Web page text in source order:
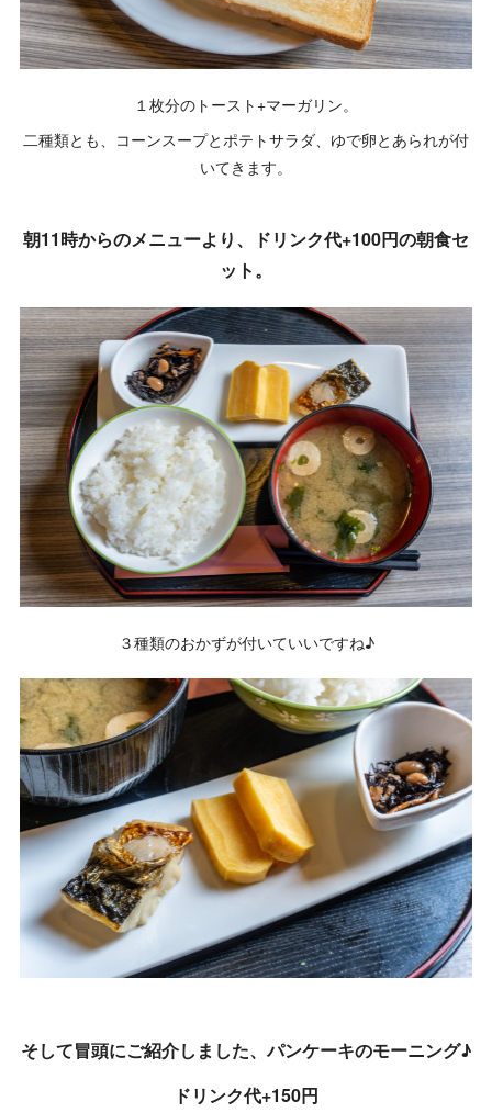
１枚分のトースト+マーガリン。
二種類とも、コーンスープとポテトサラダ、ゆで卵とあられが付
いてきます。
朝11時からのメニューより、ドリンク代+100円の朝食セ
ット。
３種類のおかずが付いていいですね♪
そして冒頭にご紹介しました、パンケーキのモーニング♪
ドリンク代+150円